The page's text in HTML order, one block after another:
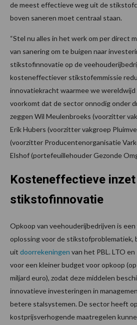
de meest effectieve weg uit de
boven saneren moet centraal staan.
“Stel nu alles in het werk om per direct
van sanering om te buigen naar
stikstofinnovatie op de
kosteneffectiever stikstofemmissie
innovatiekracht waarmee we wereldwijd
voorkomt dat de sector onnodig onder
zeggen Wil Meulenbroeks (voorzitter
Erik Hubers (voorzitter vakgroep
(voorzitter Producentenorganisatie
Elshof (portefeuillehouder Gezonde
Kosteneffectieve inzet
stikstofinnovatie
Opkoop van veehouderijbedrijven is
oplossing voor de stikstofproblematiek,
uit doorrekeningen van het PBL. LTO
voor een kleiner budget voor opkoop
miljard euro), zodat deze middelen
innovatieve investeringen in
betere stalsystemen. De sector heeft
kostprijsverhogende maatregelen